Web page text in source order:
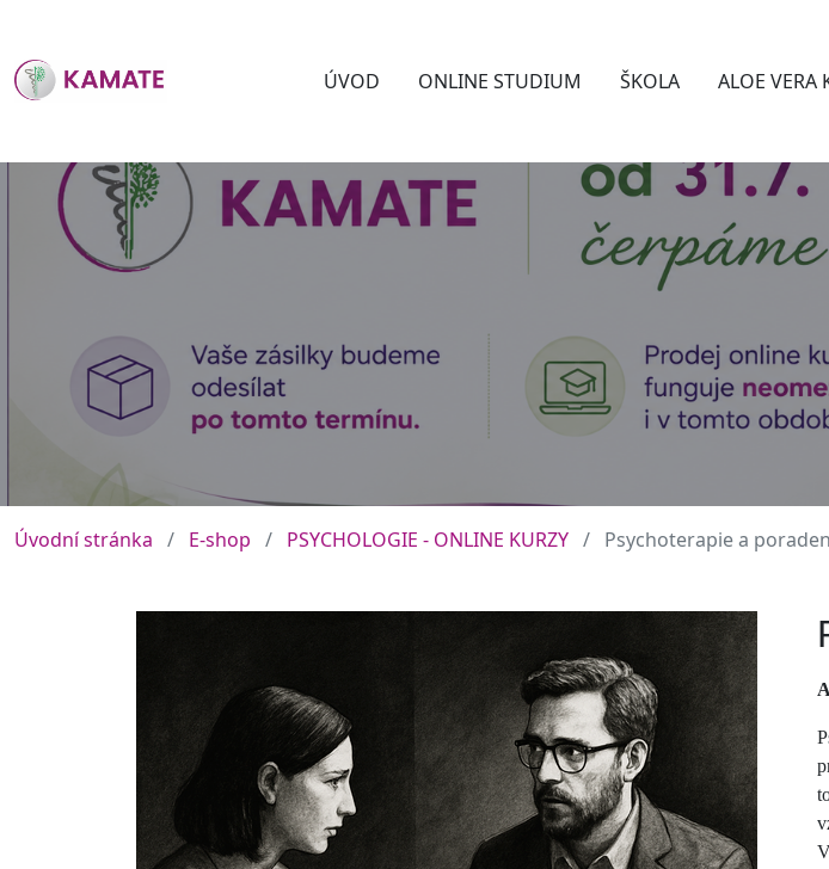
ÚVOD ONLINE STUDIUM ŠKOLA ALOE VERA
Úvodní stránka E-shop PSYCHOLOGIE - ONLINE KURZY Psychoterapie a